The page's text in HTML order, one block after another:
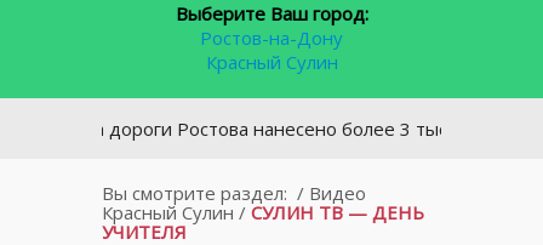
Выберите Ваш город:
Ростов-на-Дону
Красный Сулин
На дороги Ростова нанесено более 3 тыс. кв. м.
Вы смотрите раздел: / Видео
Красный Сулин / СУЛИН ТВ — ДЕНЬ
УЧИТЕЛЯ